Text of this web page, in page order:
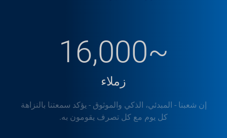
~16,000
زملاء
إن شعبنا - المبدئي، الذكي والموثوق - يؤكد سمعتنا بالنزاهة
كل يوم مع كل تصرف يقومون به.